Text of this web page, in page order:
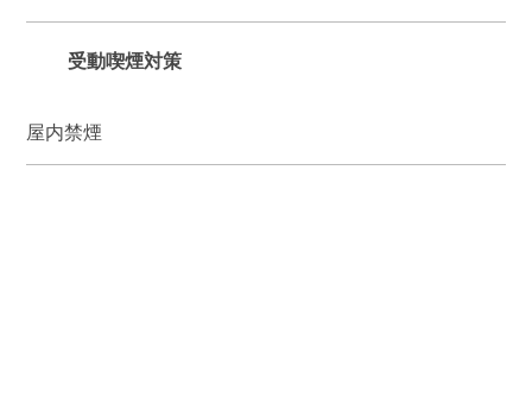
受動喫煙対策
屋内禁煙